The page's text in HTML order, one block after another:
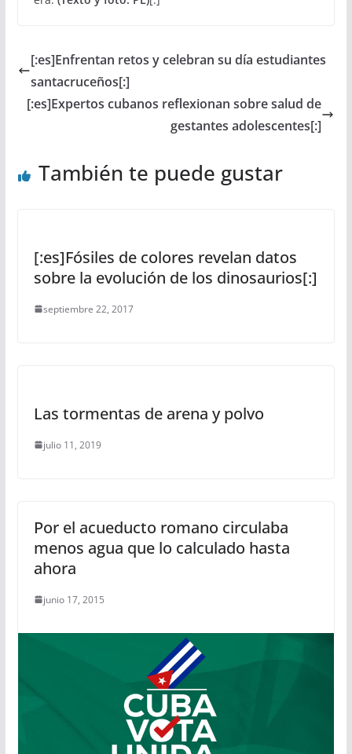
[:es]Enfrentan retos y celebran su día estudiantes
santacruceños[:]
[:es]Expertos cubanos reflexionan sobre salud de
gestantes adolescentes[:]
También te puede gustar
[:es]Fósiles de colores revelan datos
sobre la evolución de los dinosaurios[:]
septiembre 22, 2017
Las tormentas de arena y polvo
julio 11, 2019
Por el acueducto romano circulaba
menos agua que lo calculado hasta
ahora
junio 17, 2015